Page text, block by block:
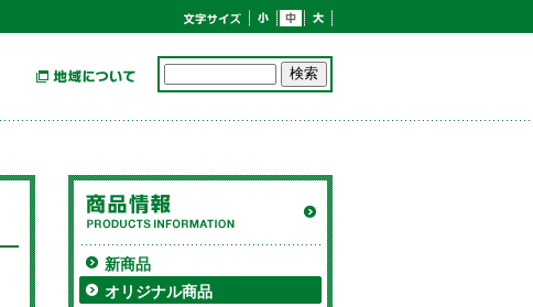
新商品
オリジナル商品